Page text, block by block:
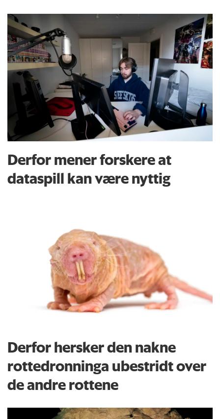
Derfor mener forskere at
dataspill kan være nyttig
Derfor hersker den nakne
rottedronninga ubestridt over
de andre rottene